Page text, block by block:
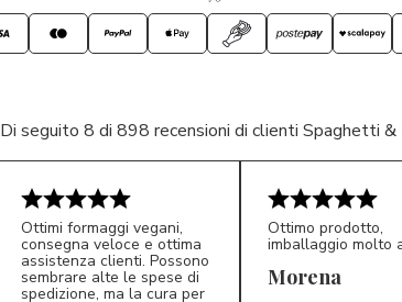
Di seguito 8 di 898 recensioni di clienti Spaghetti &
Ottimi formaggi vegani,
consegna veloce e ottima
assistenza clienti. Possono
sembrare alte le spese di
spedizione, ma la cura per
Ottimo prodotto,
imballaggio molto
Morena